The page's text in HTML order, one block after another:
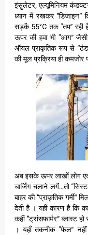
इंसुलेटर, एल्यूमिनियम
ध्यान में रखकर “डिजाइन”
सड़कें 55°C तक “तप” रही
ऊपर की हवा भी “आग”
ऑयल प्राकृतिक रूप से
की मूल प्रक्रिया ही कमजोर
अब इसके ऊपर लाखों लोग
चार्जिंग चलाने लगें…तो
बाहर की “प्राकृतिक गर्मी”
देती है । यही कारण है कि
कहीं “ट्रांसफार्मर” ब्लास्ट
। यहाँ तकनीक “फेल”